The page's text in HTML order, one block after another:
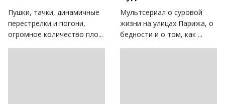
Пушки, тачки, динамичные
перестрелки и погони,
огромное количество пло...
Мультсериал о суровой
жизни на улицах Парижа, о
бедности и о том, как ...